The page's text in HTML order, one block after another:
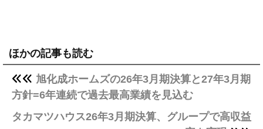
ほかの記事も読む
旭化成ホームズの26年3月期決算と27年3月期
方針=6年連続で過去最高業績を見込む
タカマツハウス26年3月期決算、グループで高収益